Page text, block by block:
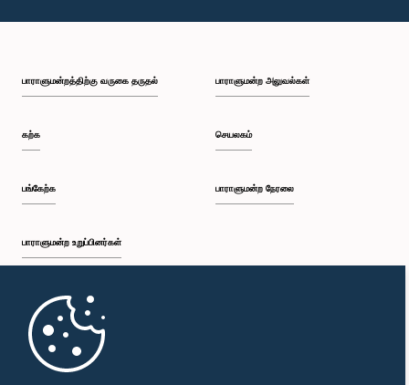
பாராளுமன்றத்திற்கு வருகை தருதல்
கற்க
பங்கேற்க
பாராளுமன்ற உறுப்பினர்கள்
முதற்பக்கம்
பாராளுமன்ற அலுவல்கள்
செயலகம்
பாராளுமன்ற நேரலை
பாராளுமன்ற கையடக்க செயலி